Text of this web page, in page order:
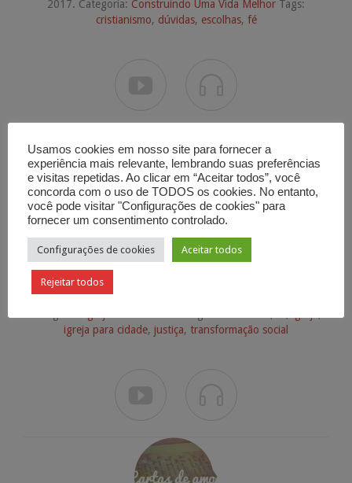
2017. Categoria: Construindo Uma Vida Melhor Tags:
cristianismo, dúvidas, escolhas, fé
Fé, Justiça e Transformação
Social
Mensagem de Carlos Alberto Bezerra Jr.
igreja para cidade, justiça, transformação social
Usamos cookies em nosso site para fornecer a
experiência mais relevante, lembrando suas preferências
e visitas repetidas. Ao clicar em “Aceitar todos”, você
concorda com o uso de TODOS os cookies. No entanto,
você pode visitar "Configurações de cookies" para
fornecer um consentimento controlado.
Configurações de cookies Aceitar todos
Rejeitar todos